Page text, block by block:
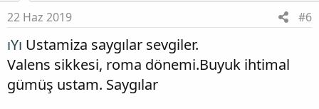
22 Haz 2019 #6
ıYı Ustamiza saygılar sevgiler.
Valens sikkesi, roma dönemi.Buyuk ihtimal
gümüş ustam. Saygılar